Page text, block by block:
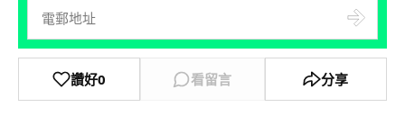
讚好0 看留言 分享